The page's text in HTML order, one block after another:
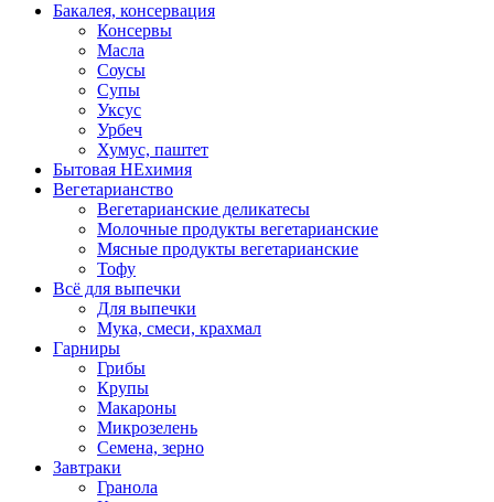
Бакалея, консервация
Консервы
Масла
Соусы
Супы
Уксус
Урбеч
Хумус, паштет
Бытовая НЕхимия
Вегетарианство
Вегетарианские деликатесы
Молочные продукты вегетарианские
Мясные продукты вегетарианские
Тофу
Всё для выпечки
Для выпечки
Мука, смеси, крахмал
Гарниры
Грибы
Крупы
Макароны
Микрозелень
Семена, зерно
Завтраки
Гранола